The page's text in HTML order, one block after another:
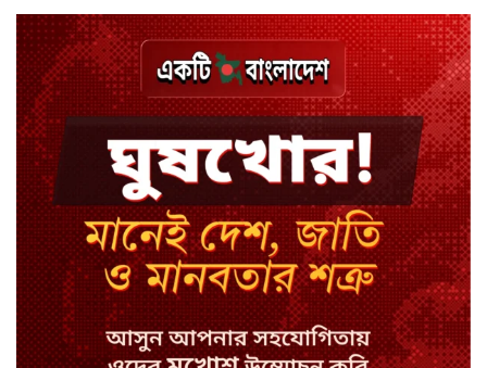
ঢাকায় হালকা বৃষ্টির সম্ভাবনা, বাড়তে
পারে তাপমাত্রা
মন্ত্রী-এমপিদের উপস্থিতিতে ইউএনওর
আইফোন চুরি
সিরাজগঞ্জে বাস ট্রাক দুর্ঘটনা, চালকসহ
নিহত ২